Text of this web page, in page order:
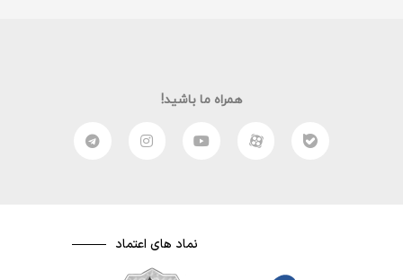
همراه ما باشید!
نماد های اعتماد